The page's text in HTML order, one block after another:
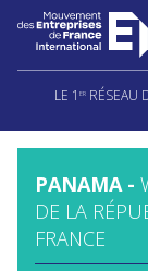
Aller
LE 1 ER RÉSEAU
PANAMA -
DE LA
FRANCE